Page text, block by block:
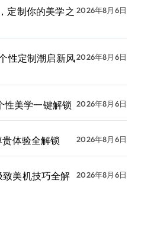
定制你的美学之 2026年8月6日
性定制潮启新风2026年8月6日
性美学一键解锁 2026年8月6日
体验全解锁 2026年8月6日
美机技巧全解
2026年8月6日